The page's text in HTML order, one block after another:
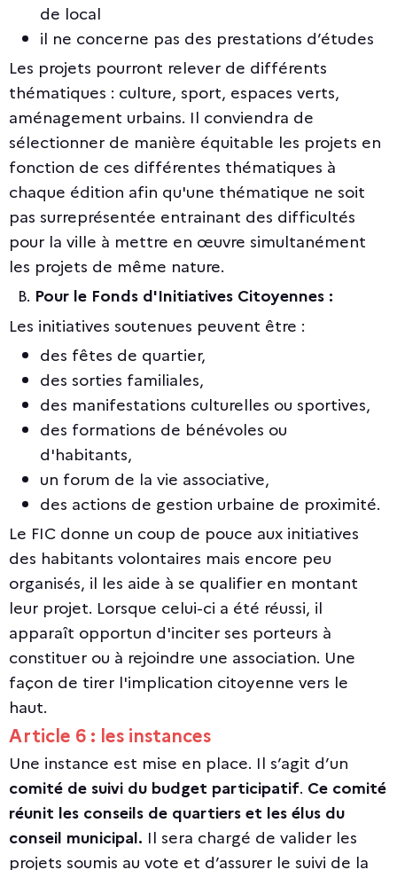
de local
il ne concerne pas des prestations d’études
Les projets pourront relever de différents
thématiques : culture, sport, espaces verts,
aménagement urbains. Il conviendra de
sélectionner de manière équitable les projets en
fonction de ces différentes thématiques à
chaque édition afin qu'une thématique ne soit
pas surreprésentée entrainant des difficultés
pour la ville à mettre en œuvre simultanément
les projets de même nature.
B. Pour le Fonds d'Initiatives Citoyennes :
Les initiatives soutenues peuvent être :
des fêtes de quartier,
des sorties familiales,
des manifestations culturelles ou sportives,
des formations de bénévoles ou
d'habitants,
un forum de la vie associative,
des actions de gestion urbaine de proximité.
Le FIC donne un coup de pouce aux initiatives
des habitants volontaires mais encore peu
organisés, il les aide à se qualifier en montant
leur projet. Lorsque celui-ci a été réussi, il
apparaît opportun d'inciter ses porteurs à
constituer ou à rejoindre une association. Une
façon de tirer l'implication citoyenne vers le
haut.
Article 6 : les instances
Une instance est mise en place. Il s’agit d’un
comité de suivi du budget participatif. Ce comité
réunit les conseils de quartiers et les élus du
conseil municipal. Il sera chargé de valider les
projets soumis au vote et d’assurer le suivi de la